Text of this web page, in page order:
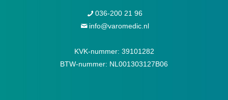
036-200 21 96
info@varomedic.nl
KVK-nummer: 39101282
BTW-nummer: NL001303127B06